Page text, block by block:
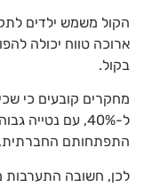
הקול משמש ילדים
ארוכה טווח יכולה
בקול.
ל-40%, עם
התפתחותם החברתית,
לכן, חשובה התערבות